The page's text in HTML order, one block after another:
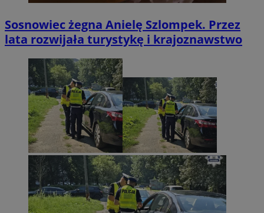
Sosnowiec żegna Anielę Szlompek. Przez
lata rozwijała turystykę i krajoznawstwo